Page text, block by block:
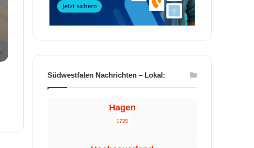
Südwestfalen Nachrichten – Lokal:
Hagen
1725